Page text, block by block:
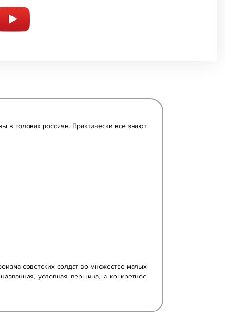
в головах россиян. Практически все знают
советских солдат во множестве малых
условная вершина, а конкретное